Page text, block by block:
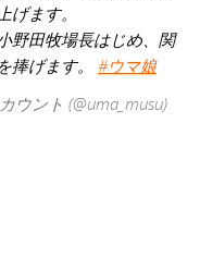
ます。
野田牧場長はじめ、関
捧げます。 #ウマ娘
ウント (@uma_musu)